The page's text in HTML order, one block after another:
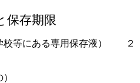
保存期限
校等にある専用保存液） ２
の少ないもの）